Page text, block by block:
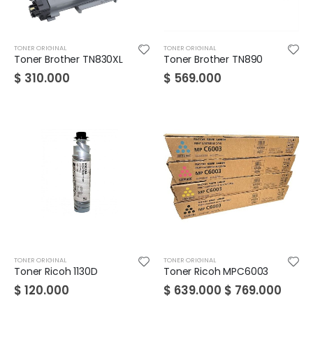
TONER ORIGINAL
Toner Brother TN830XL
$ 310.000
TONER ORIGINAL
Toner Brother TN890
$ 569.000
TONER ORIGINAL
Toner Ricoh 1130D
$ 120.000
TONER ORIGINAL
Toner Ricoh MPC6003
$ 639.000 $ 769.000